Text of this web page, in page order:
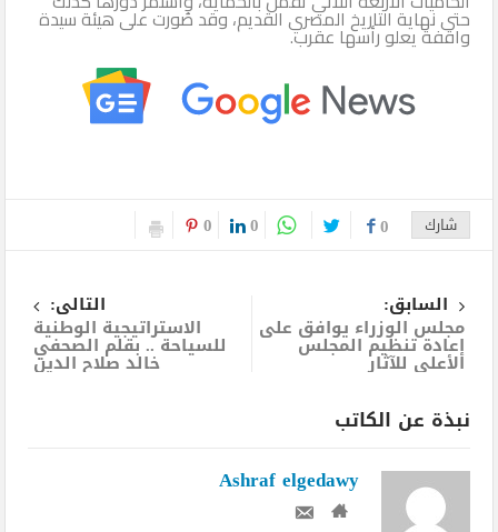
حتى نهاية التاريخ المصري القديم، وقد صُورت على هيئة سيدة
واقفة يعلو رأسها عقرب.
شارك 0
0
0
السابق:
مجلس الوزراء يوافق على
إعادة تنظيم المجلس
الأعلى للآثار
التالى:
الاستراتيجية الوطنية
للسياحة .. بقلم الصحفي
خالد صلاح الدين
نبذة عن الكاتب
Ashraf elgedawy